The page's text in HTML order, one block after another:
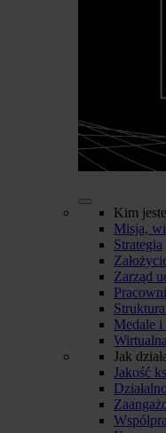
Kim
Misja,
Strategia
Zarząd
Medale i
Jak
Jakość